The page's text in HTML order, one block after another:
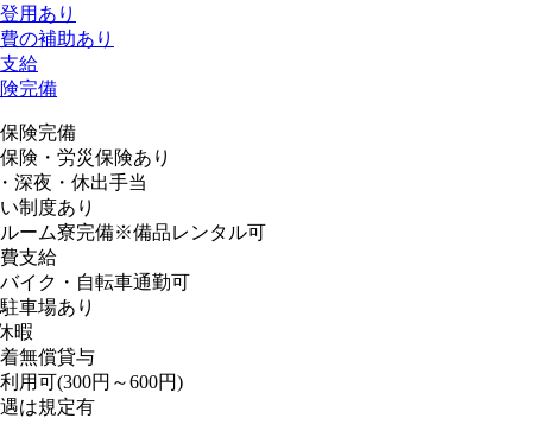
用あり
の補助あり
給
完備
険完備
険・労災保険あり
深夜・休出手当
制度あり
ーム寮完備※備品レンタル可
支給
イク・自転車通勤可
車場あり
暇
無償貸与
用可(300円～600円)
は規定有